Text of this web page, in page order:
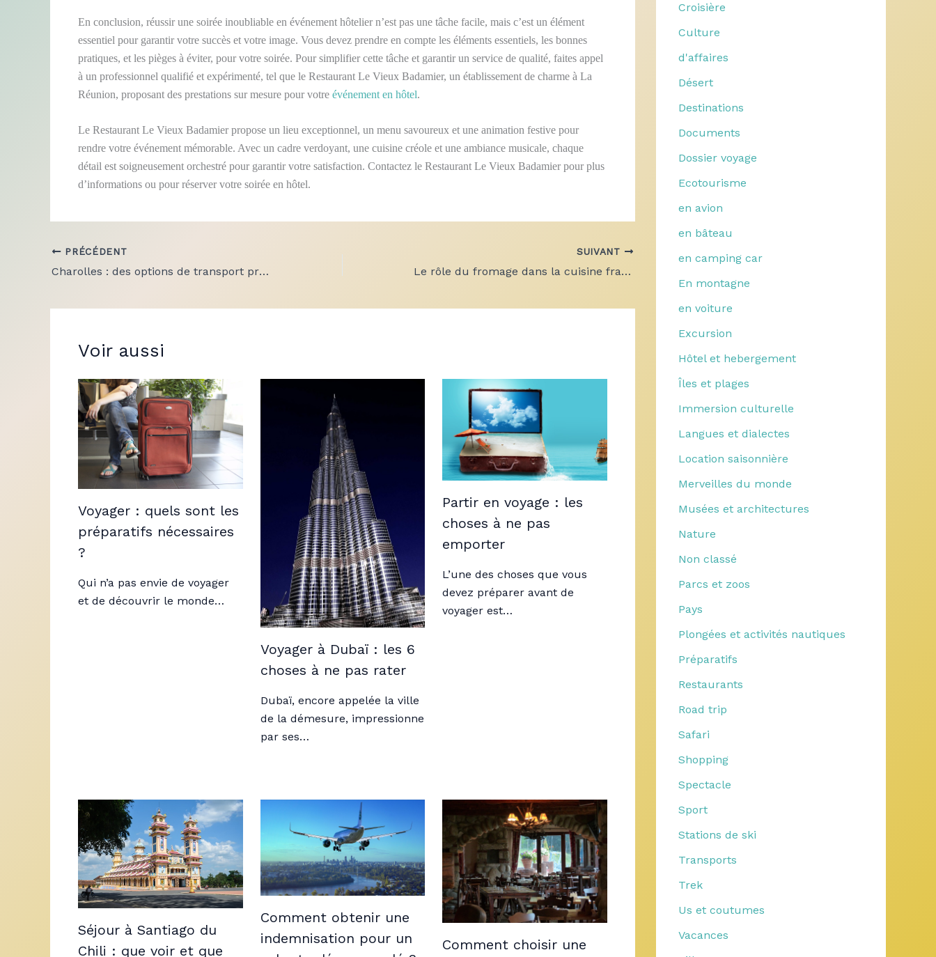
En conclusion, réussir une soirée inoubliable en événement hôtelier n’est pas une tâche facile, mais c’est un élément
essentiel pour garantir votre succès et votre image. Vous devez prendre en compte les éléments essentiels, les bonnes
pratiques, et les pièges à éviter, pour votre soirée. Pour simplifier cette tâche et garantir un service de qualité, faites appel
à un professionnel qualifié et expérimenté, tel que le Restaurant Le Vieux Badamier, un établissement de charme à La
Réunion, proposant des prestations sur mesure pour votre événement en hôtel.
Le Restaurant Le Vieux Badamier propose un lieu exceptionnel, un menu savoureux et une animation festive pour
rendre votre événement mémorable. Avec un cadre verdoyant, une cuisine créole et une ambiance musicale, chaque
détail est soigneusement orchestré pour garantir votre satisfaction. Contactez le Restaurant Le Vieux Badamier pour plus
d’informations ou pour réserver votre soirée en hôtel.
PRÉCÉDENT
Charolles : des options de transport pratiques pour vos déplacements professionnels
SUIVANT
Le rôle du fromage dans la cuisine française traditionnelle
Voir aussi
Voyager : quels sont les
préparatifs nécessaires
?
Qui n’a pas envie de voyager
et de découvrir le monde…
Voyager à Dubaï : les 6
choses à ne pas rater
Dubaï, encore appelée la ville
de la démesure, impressionne
par ses…
Partir en voyage : les
choses à ne pas
emporter
L’une des choses que vous
devez préparer avant de
voyager est…
Séjour à Santiago du
Chili : que voir et que
Comment obtenir une
indemnisation pour un
Comment choisir une
Croisière
Culture
d'affaires
Désert
Destinations
Documents
Dossier voyage
Ecotourisme
en avion
en bâteau
en camping car
En montagne
en voiture
Excursion
Hôtel et hebergement
Îles et plages
Immersion culturelle
Langues et dialectes
Location saisonnière
Merveilles du monde
Musées et architectures
Nature
Non classé
Parcs et zoos
Pays
Plongées et activités nautiques
Préparatifs
Restaurants
Road trip
Safari
Shopping
Spectacle
Sport
Stations de ski
Transports
Trek
Us et coutumes
Vacances